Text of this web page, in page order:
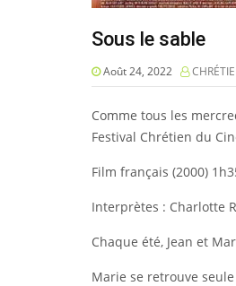
Sous le sable
Août 24, 2022
Comme tous les
Festival Chrétien du
Film français (2000)
Interprètes : Charlotte
Chaque été, Jean et
Marie se retrouve